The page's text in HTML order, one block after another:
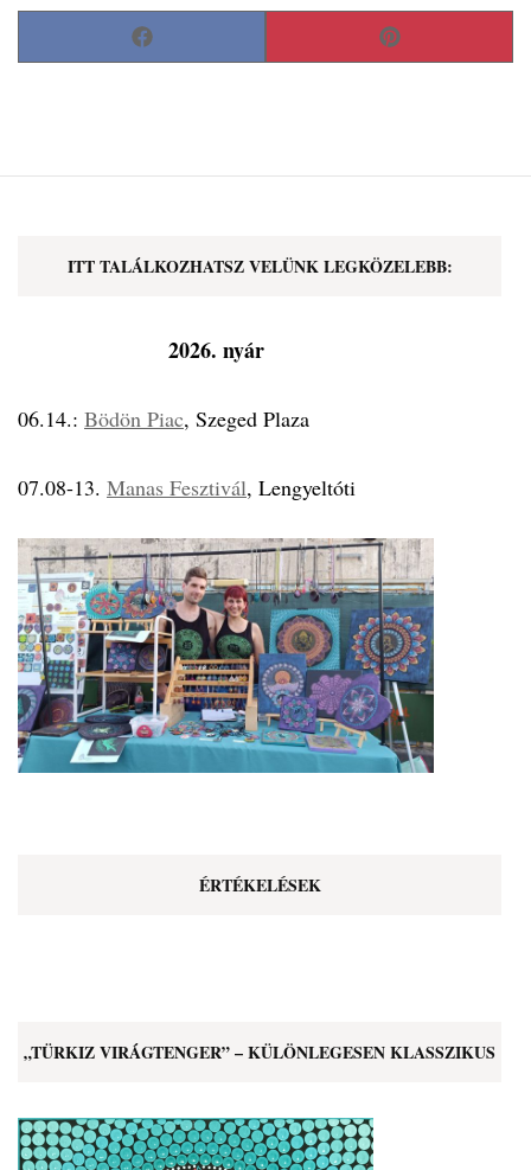
Facebook Pinterest
ITT TALÁLKOZHATSZ VELÜNK LEGKÖZELEBB:
2026. nyár
06.14.: Bödön Piac, Szeged Plaza
07.08-13. Manas Fesztivál, Lengyeltóti
ÉRTÉKELÉSEK
„TÜRKIZ VIRÁGTENGER” – KÜLÖNLEGESEN KLASSZIKUS